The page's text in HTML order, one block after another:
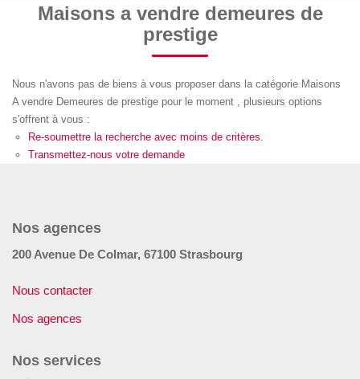
ACHETER
Consulter Nos Annonces
Dossier Locataire
Type de bien
Surface min
Créer une alerte
Maisons a vendre demeures de
prestige
Nous n'avons pas de biens à vous proposer dans la catégorie Maisons
A vendre Demeures de prestige pour le moment , plusieurs options
s'offrent à vous :
Re-soumettre la recherche avec moins de critères.
Transmettez-nous votre demande
Nos agences
200 Avenue De Colmar, 67100 Strasbourg
Nous contacter
Nos agences
Nos services